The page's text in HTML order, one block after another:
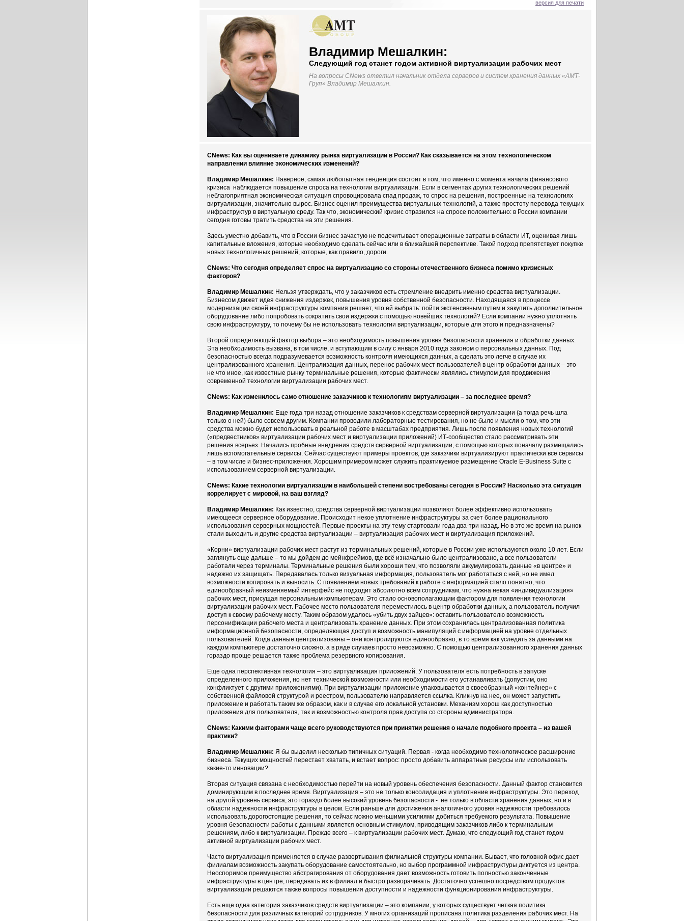
версия для печати
Владимир Мешалкин:
Следующий год станет годом активной виртуализации рабочих мест
На вопросы CNews ответил начальник отдела серверов и систем хранения данных «АМТ-
Груп» Владимир Мешалкин.
CNews: Как вы оцениваете динамику рынка виртуализации в России? Как сказывается на этом технологическом
направлении влияние экономических изменений?
Владимир Мешалкин: Наверное, самая любопытная тенденция состоит в том, что именно с момента начала финансового
кризиса наблюдается повышение спроса на технологии виртуализации. Если в сегментах других технологических решений
неблагоприятная экономическая ситуация спровоцировала спад продаж, то спрос на решения, построенные на технологиях
виртуализации, значительно вырос. Бизнес оценил преимущества виртуальных технологий, а также простоту перевода текущих
инфраструктур в виртуальную среду. Так что, экономический кризис отразился на спросе положительно: в России компании
сегодня готовы тратить средства на эти решения.
Здесь уместно добавить, что в России бизнес зачастую не подсчитывает операционные затраты в области ИТ, оценивая лишь
капитальные вложения, которые необходимо сделать сейчас или в ближайшей перспективе. Такой подход препятствует покупке
новых технологичных решений, которые, как правило, дороги.
CNews: Что сегодня определяет спрос на виртуализацию со стороны отечественного бизнеса помимо кризисных
факторов?
Владимир Мешалкин: Нельзя утверждать, что у заказчиков есть стремление внедрить именно средства виртуализации.
Бизнесом движет идея снижения издержек, повышения уровня собственной безопасности. Находящаяся в процессе
модернизации своей инфраструктуры компания решает, что ей выбрать: пойти экстенсивным путем и закупить дополнительное
оборудование либо попробовать сократить свои издержки с помощью новейших технологий? Если компании нужно уплотнять
свою инфраструктуру, то почему бы не использовать технологии виртуализации, которые для этого и предназначены?
Второй определяющий фактор выбора – это необходимость повышения уровня безопасности хранения и обработки данных.
Эта необходимость вызвана, в том числе, и вступающим в силу с января 2010 года законом о персональных данных. Под
безопасностью всегда подразумевается возможность контроля имеющихся данных, а сделать это легче в случае их
централизованного хранения. Централизация данных, перенос рабочих мест пользователей в центр обработки данных – это
не что иное, как известные рынку терминальные решения, которые фактически являлись стимулом для продвижения
современной технологии виртуализации рабочих мест.
CNews: Как изменилось само отношение заказчиков к технологиям виртуализации – за последнее время?
Владимир Мешалкин: Еще года три назад отношение заказчиков к средствам серверной виртуализации (а тогда речь шла
только о ней) было совсем другим. Компании проводили лабораторные тестирования, но не было и мысли о том, что эти
средства можно будет использовать в реальной работе в масштабах предприятия. Лишь после появления новых технологий
(«предвестников» виртуализации рабочих мест и виртуализации приложений) ИТ-сообщество стало рассматривать эти
решения всерьез. Начались пробные внедрения средств серверной виртуализации, с помощью которых поначалу размещались
лишь вспомогательные сервисы. Сейчас существуют примеры проектов, где заказчики виртуализируют практически все сервисы
– в том числе и бизнес-приложения. Хорошим примером может служить практикуемое размещение Oracle E-Business Suite с
использованием серверной виртуализации.
CNews: Какие технологии виртуализации в наибольшей степени востребованы сегодня в России? Насколько эта ситуация
коррелирует с мировой, на ваш взгляд?
Владимир Мешалкин: Как известно, средства серверной виртуализации позволяют более эффективно использовать
имеющееся серверное оборудование. Происходит некое уплотнение инфраструктуры за счет более рационального
использования серверных мощностей. Первые проекты на эту тему стартовали года два-три назад. Но в это же время на рынок
стали выходить и другие средства виртуализации – виртуализация рабочих мест и виртуализация приложений.
«Корни» виртуализации рабочих мест растут из терминальных решений, которые в России уже используются около 10 лет. Если
заглянуть еще дальше – то мы дойдем до мейнфреймов, где всё изначально было централизовано, а все пользователи
работали через терминалы. Терминальные решения были хороши тем, что позволяли аккумулировать данные «в центре» и
надежно их защищать. Передавалась только визуальная информация, пользователь мог работаться с ней, но не имел
возможности копировать и выносить. С появлением новых требований к работе с информацией стало понятно, что
единообразный неизменяемый интерфейс не подходит абсолютно всем сотрудникам, что нужна некая «индивидуализация»
рабочих мест, присущая персональным компьютерам. Это стало основополагающим фактором для появления технологии
виртуализации рабочих мест. Рабочее место пользователя переместилось в центр обработки данных, а пользователь получил
доступ к своему рабочему месту. Таким образом удалось «убить двух зайцев»: оставить пользователю возможность
персонификации рабочего места и централизовать хранение данных. При этом сохранилась централизованная политика
информационной безопасности, определяющая доступ и возможность манипуляций с информацией на уровне отдельных
пользователей. Когда данные централизованы – они контролируются единообразно, в то время как уследить за данными на
каждом компьютере достаточно сложно, а в ряде случаев просто невозможно. С помощью централизованного хранения данных
гораздо проще решается также проблема резервного копирования.
Еще одна перспективная технология – это виртуализация приложений. У пользователя есть потребность в запуске
определенного приложения, но нет технической возможности или необходимости его устанавливать (допустим, оно
конфликтует с другими приложениями). При виртуализации приложение упаковывается в своеобразный «контейнер» с
собственной файловой структурой и реестром, пользователю направляется ссылка. Кликнув на нее, он может запустить
приложение и работать таким же образом, как и в случае его локальной установки. Механизм хорош как доступностью
приложения для пользователя, так и возможностью контроля прав доступа со стороны администратора.
CNews: Какими факторами чаще всего руководствуются при принятии решения о начале подобного проекта – из вашей
практики?
Владимир Мешалкин: Я бы выделил несколько типичных ситуаций. Первая - когда необходимо технологическое расширение
бизнеса. Текущих мощностей перестает хватать, и встает вопрос: просто добавить аппаратные ресурсы или использовать
какие-то инновации?
Вторая ситуация связана с необходимостью перейти на новый уровень обеспечения безопасности. Данный фактор становится
доминирующим в последнее время. Виртуализация – это не только консолидация и уплотнение инфраструктуры. Это переход
на другой уровень сервиса, это гораздо более высокий уровень безопасности - не только в области хранения данных, но и в
области надежности инфраструктуры в целом. Если раньше для достижения аналогичного уровня надежности требовалось
использовать дорогостоящие решения, то сейчас можно меньшими усилиями добиться требуемого результата. Повышение
уровня безопасности работы с данными является основным стимулом, приводящим заказчиков либо к терминальным
решениям, либо к виртуализации. Прежде всего – к виртуализации рабочих мест. Думаю, что следующий год станет годом
активной виртуализации рабочих мест.
Часто виртуализация применяется в случае развертывания филиальной структуры компании. Бывает, что головной офис дает
филиалам возможность закупать оборудование самостоятельно, но выбор программной инфраструктуры диктуется из центра.
Неоспоримое преимущество абстрагирования от оборудования дает возможность готовить полностью законченные
инфраструктуры в центре, передавать их в филиал и быстро разворачивать. Достаточно успешно посредством продуктов
виртуализации решаются также вопросы повышения доступности и надежности функционирования инфраструктуры.
Есть еще одна категория заказчиков средств виртуализации – это компании, у которых существует четкая политика
безопасности для различных категорий сотрудников. У многих организаций прописана политика разделения рабочих мест. На